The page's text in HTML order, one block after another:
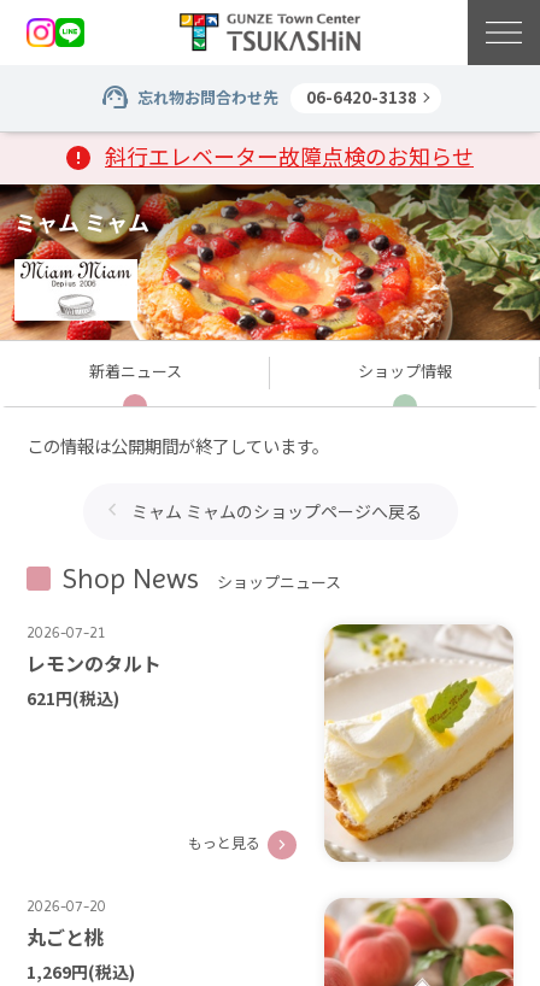
斜行エレベーター故障点検のお知らせ
忘れ物お問合わせ先 06-6420-3138
ミャム ミャム
新着ニュース ショップ情報
この情報は公開期間が終了しています。
ミャム ミャムのショップページへ戻る
Shop News ショップニュース
2026-07-21
レモンのタルト
621円(税込)
もっと見る
2026-07-20
丸ごと桃
1,269円(税込)